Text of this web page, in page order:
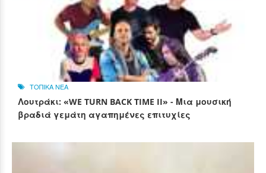
ΤΟΠΙΚΑ ΝΕΑ
Λουτράκι: «WE TURN BACK TIME II» - Μια μουσική
βραδιά γεμάτη αγαπημένες επιτυχίες